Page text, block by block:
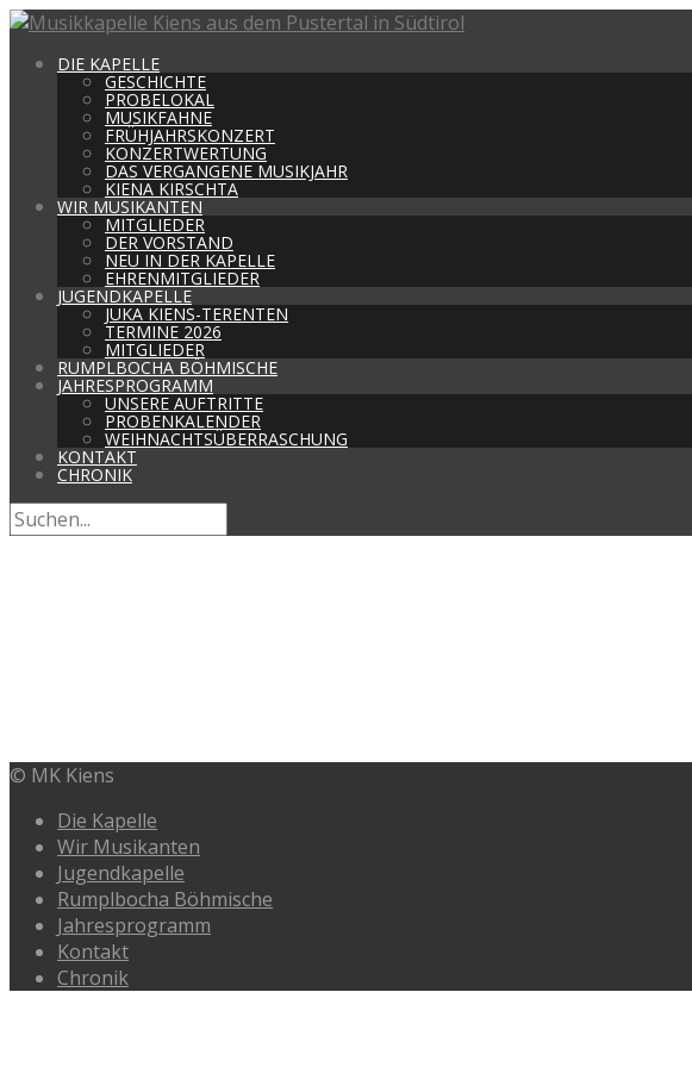
DIE KAPELLE
GESCHICHTE
PROBELOKAL
MUSIKFAHNE
FRÜHJAHRSKONZERT
KONZERTWERTUNG
DAS VERGANGENE MUSIKJAHR
KIENA KIRSCHTA
WIR MUSIKANTEN
MITGLIEDER
DER VORSTAND
NEU IN DER KAPELLE
EHRENMITGLIEDER
JUGENDKAPELLE
JUKA KIENS-TERENTEN
TERMINE 2026
MITGLIEDER
RUMPLBOCHA BÖHMISCHE
JAHRESPROGRAMM
UNSERE AUFTRITTE
PROBENKALENDER
WEIHNACHTSÜBERRASCHUNG
KONTAKT
CHRONIK
© MK Kiens
Die Kapelle
Wir Musikanten
Jugendkapelle
Rumplbocha Böhmische
Jahresprogramm
Kontakt
Chronik